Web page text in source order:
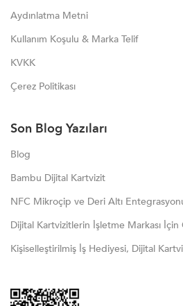
Aydınlatma Metni
Kullanım Koşulu & Marka Telif
KVKK
Çerez Politikası
Son Blog Yazıları
Blog
Bambu Dijital Kartvizit
NFC Mikroçip ve Deri Altı
Dijital Kartvizitlerin İşletme Markası
Kişiselleştirilmiş İş Hediyesi, Dijital